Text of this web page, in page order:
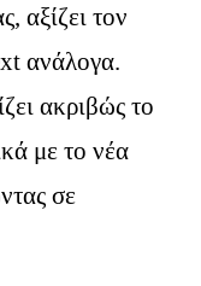
αξίζει τον
ανάλογα.
ακριβώς το
με το νέα
σε